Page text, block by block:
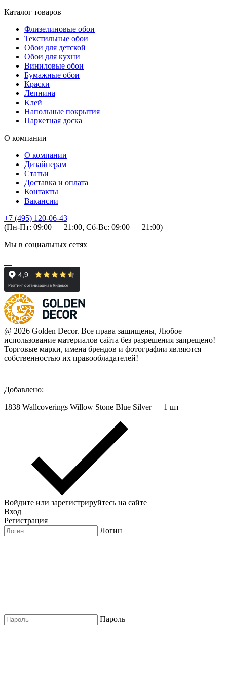
Каталог товаров
Флизелиновые обои
Текстильные обои
Обои для детской
Обои для кухни
Виниловые обои
Бумажные обои
Краски
Лепнина
Клей
Напольные покрытия
Паркетная доска
О компании
О компании
Дизайнерам
Статьи
Доставка и оплата
Контакты
Вакансии
+7 (495) 120-06-43
(Пн-Пт: 09:00 — 21:00, Сб-Вс: 09:00 — 21:00)
Мы в социальных сетях
@ 2026 Golden Decor. Все права защищены, Любое
использование материалов сайта без разрешения запрещено!
Торговые марки, имена брендов и фотографии являются
собственностью их правообладателей!
Добавлено:
1838 Wallcoverings Willow Stone Blue Silver — 1 шт
Войдите или зарегистрируйтесь на сайте
Вход
Регистрация
Логин
Пароль